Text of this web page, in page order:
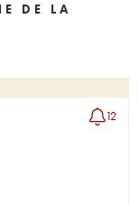
DE LA
12